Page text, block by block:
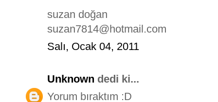
suzan doğan
suzan7814@hotmail.com
Salı, Ocak 04, 2011
Unknown dedi ki...
Yorum bıraktım :D